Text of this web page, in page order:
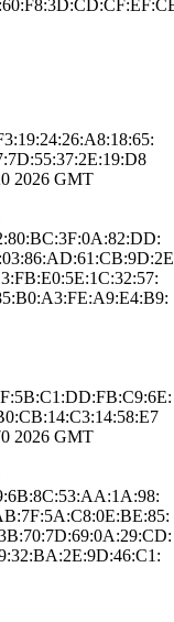
2026 GMT
2026 GMT